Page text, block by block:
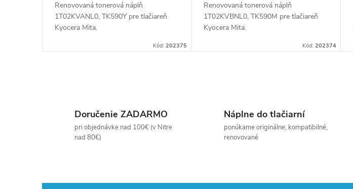
o
k
Renovovaná tonerová náplň
1T02KVANL0, TK590Y pre tlačiareň
Kyocera Mita.
Kód:202375
Renovovaná tonerová náplň
1T02KVBNL0, TK590M pre tlačiareň
Kyocera Mita.
Kód: 202374
Doručenie ZADARMO
pri objednávke nad 100€ (v Nitre
nad 80€)
Náplne do tlačiarní
ponúkame originálne, kompatibilné,
renovované